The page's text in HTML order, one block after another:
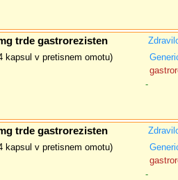
trde gastrorezisten
kapsul v pretisnem omotu)
-
trde gastrorezisten
kapsul v pretisnem omotu)
-